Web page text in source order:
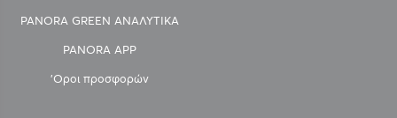
PANORA GREEN ΑΝΑΛΥΤΙΚΑ
PANORA APP
'Οροι προσφορών